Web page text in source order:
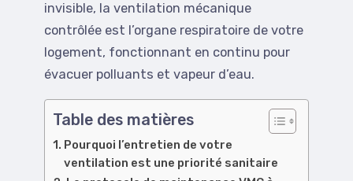
invisible, la ventilation mécanique
contrôlée est l’organe respiratoire de votre
logement, fonctionnant en continu pour
évacuer polluants et vapeur d’eau.
Table des matières
Pourquoi l’entretien de votre
ventilation est une priorité sanitaire